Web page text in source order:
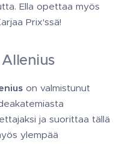
Ella opettaa myös
Prix'ssä!
on valmistunut
ja suorittaa tällä
ylempää